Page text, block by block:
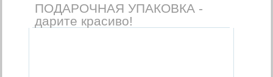
ПОДАРОЧНАЯ УПАКОВКА -
дарите красиво!